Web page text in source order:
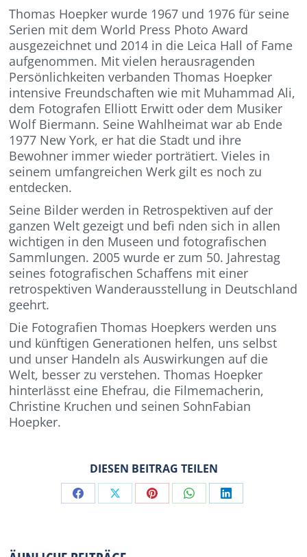
Thomas Hoepker wurde 1967 und 1976 für seine
Serien mit dem World Press Photo Award
ausgezeichnet und 2014 in die Leica Hall of Fame
aufgenommen. Mit vielen herausragenden
Persönlichkeiten verbanden Thomas Hoepker
intensive Freundschaften wie mit Muhammad Ali,
dem Fotografen Elliott Erwitt oder dem Musiker
Wolf Biermann. Seine Wahlheimat war ab Ende
1977 New York, er hat die Stadt und ihre
Bewohner immer wieder porträtiert. Vieles in
seinem umfangreichen Werk gilt es noch zu
entdecken.
Seine Bilder werden in Retrospektiven auf der
ganzen Welt gezeigt und befi nden sich in allen
wichtigen in den Museen und fotografischen
Sammlungen. 2005 wurde er zum 50. Jahrestag
seines fotografischen Schaffens mit einer
retrospektiven Wanderausstellung in Deutschland
geehrt.
Die Fotografien Thomas Hoepkers werden uns
und künftigen Generationen helfen, uns selbst
und unser Handeln als Auswirkungen auf die
Welt, besser zu verstehen. Thomas Hoepker
hinterlässt eine Ehefrau, die Filmemacherin,
Christine Kruchen und seinen SohnFabian
Hoepker.
DIESEN BEITRAG TEILEN
Share Share Share Share Share